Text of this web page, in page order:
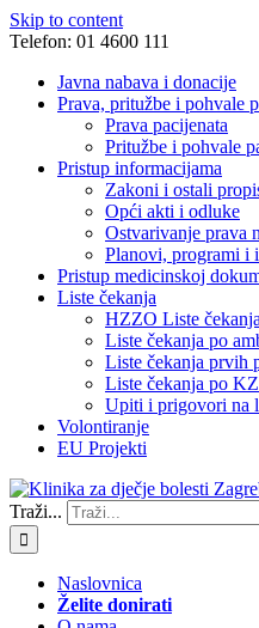
Skip to content
Telefon: 01 4600 111
Javna nabava i donacije
Prava, pritužbe i pohvale
Prava pacijenata
Pritužbe i pohvale
Pristup informacijama
Zakoni i ostali
Opći akti i odluke
Ostvarivanje prava
Planovi, programi i
Pristup medicinskoj
Liste čekanja
HZZO Liste čekanja
Liste čekanja po
Liste čekanja prvih
Liste čekanja po
Upiti i prigovori na
Volontiranje
EU Projekti
Traži...
Naslovnica
Želite donirati